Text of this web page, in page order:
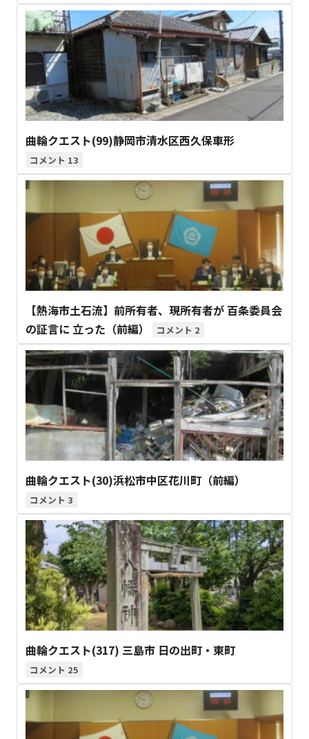
曲輪クエスト(99)静岡市清水区西久保車形
13
【熱海市土石流】前所有者、現所有者が 百条委員会
の証言に 立った（前編）
2
曲輪クエスト(30)浜松市中区花川町（前編）
3
曲輪クエスト(317) 三島市 日の出町・東町
25